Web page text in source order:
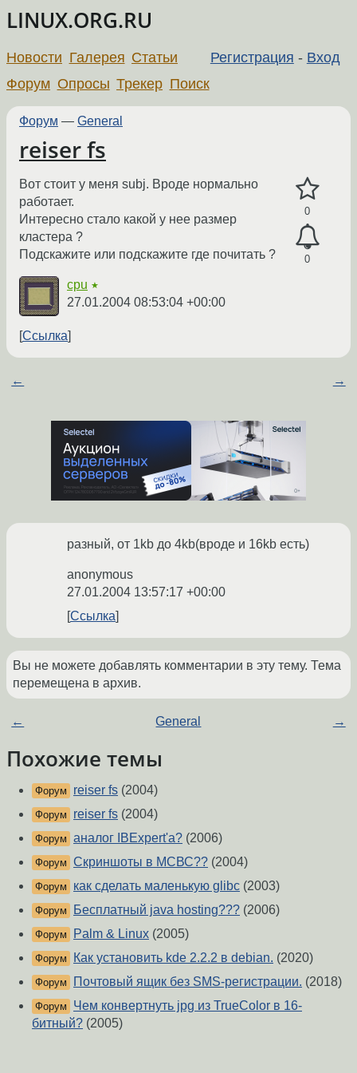
LINUX.ORG.RU
Регистрация - Вход
Новости Галерея Статьи
Форум Опросы Трекер Поиск
Форум — General
reiser fs
0
0
Вот стоит у меня subj. Вроде нормально
работает.
Интересно стало какой у нее размер
кластера ?
Подскажите или подскажите где почитать ?
cpu ★
27.01.2004 08:53:04 +00:00
Ссылка
← →
разный, от 1kb до 4kb(вроде и 16kb есть)
anonymous
27.01.2004 13:57:17 +00:00
Ссылка
Вы не можете добавлять комментарии в эту тему. Тема
перемещена в архив.
← General →
Похожие темы
Форум reiser fs (2004)
Форум reiser fs (2004)
Форум аналог IBExpert'a? (2006)
Форум Скриншоты в МСВС?? (2004)
Форум как сделать маленькую glibc (2003)
Форум Бесплатный java hosting??? (2006)
Форум Palm & Linux (2005)
Форум Как установить kde 2.2.2 в debian. (2020)
Форум Почтовый ящик без SMS-регистрации. (2018)
Форум
Чем конвертнуть jpg из TrueColor в 16-
битный? (2005)